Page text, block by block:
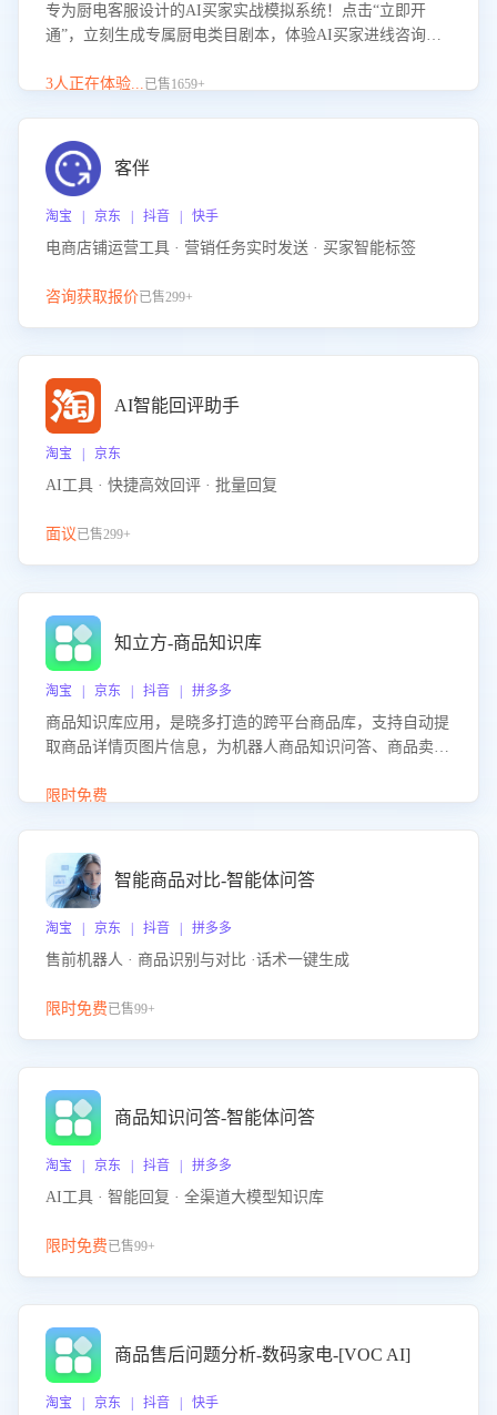
专为厨电客服设计的AI买家实战模拟系统！点击“立即开
通”，立刻生成专属厨电类目剧本，体验AI买家进线咨询真
实场景应对技巧！
3人正在体验...已售1659+
客伴
淘宝 | 京东 | 抖音 | 快手
电商店铺运营工具 · 营销任务实时发送 · 买家智能标签
咨询获取报价已售299+
AI智能回评助手
淘宝 | 京东
AI工具 · 快捷高效回评 · 批量回复
面议已售299+
知立方-商品知识库
淘宝 | 京东 | 抖音 | 拼多多
商品知识库应用，是晓多打造的跨平台商品库，支持自动提
取商品详情页图片信息，为机器人商品知识问答、商品卖点
限时免费
智能商品对比-智能体问答
淘宝 | 京东 | 抖音 | 拼多多
售前机器人 · 商品识别与对比 ·话术一键生成
限时免费已售99+
商品知识问答-智能体问答
淘宝 | 京东 | 抖音 | 拼多多
AI工具 · 智能回复 · 全渠道大模型知识库
限时免费已售99+
商品售后问题分析-数码家电-[VOC AI]
淘宝 | 京东 | 抖音 | 快手